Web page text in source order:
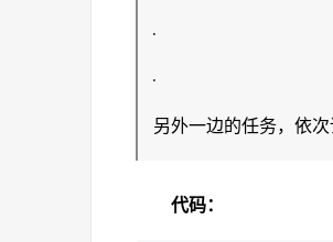
·
·
另外一边的任务，依次
代码：